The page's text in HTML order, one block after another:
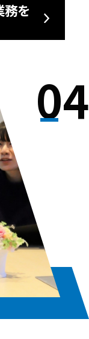
務を
04